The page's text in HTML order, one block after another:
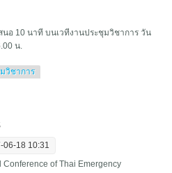
นอ 10 นาที บนเวทีงานประชุมวิชาการ วัน
น.
วิชาการ
06-18 10:31
of Thai Emergency